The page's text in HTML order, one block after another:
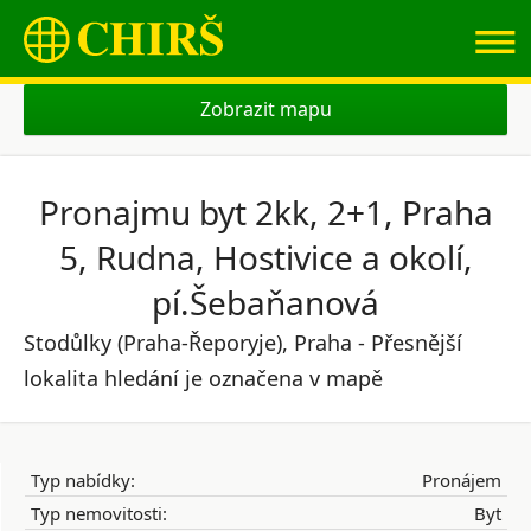
≡
Zobrazit mapu
Pronajmu byt 2kk, 2+1, Praha
5, Rudna, Hostivice a okolí,
pí.Šebaňanová
Stodůlky (Praha-Řeporyje), Praha - Přesnější
lokalita hledání je označena v mapě
Typ nabídky:
Pronájem
Typ nemovitosti:
Byt